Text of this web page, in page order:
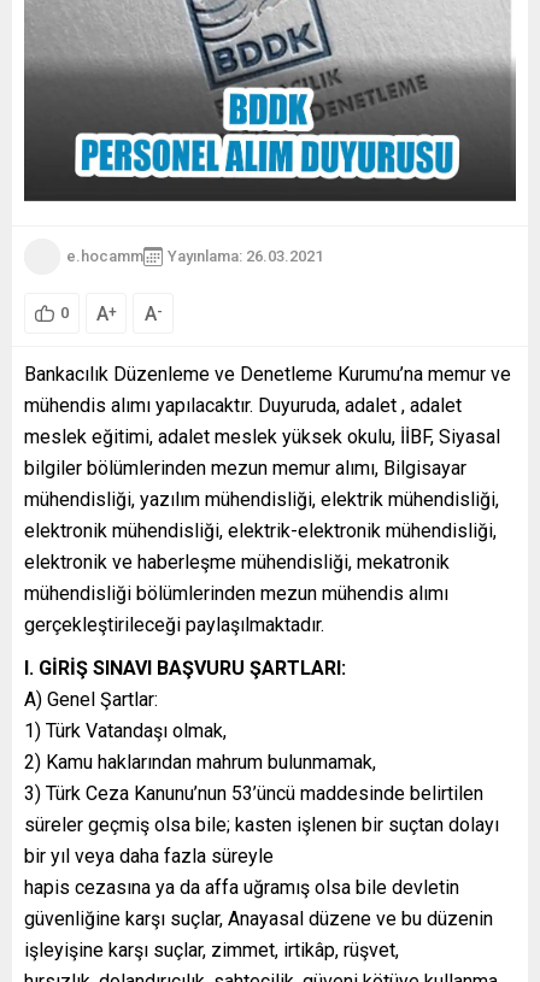
e.hocamm Yayınlama: 26.03.2021
0 A+ A-
Bankacılık Düzenleme ve Denetleme Kurumu’na memur ve
mühendis alımı yapılacaktır. Duyuruda, adalet , adalet
meslek eğitimi, adalet meslek yüksek okulu, İİBF, Siyasal
bilgiler bölümlerinden mezun memur alımı, Bilgisayar
mühendisliği, yazılım mühendisliği, elektrik mühendisliği,
elektronik mühendisliği, elektrik-elektronik mühendisliği,
elektronik ve haberleşme mühendisliği, mekatronik
mühendisliği bölümlerinden mezun mühendis alımı
gerçekleştirileceği paylaşılmaktadır.
I. GİRİŞ SINAVI BAŞVURU ŞARTLARI:
A) Genel Şartlar:
1) Türk Vatandaşı olmak,
2) Kamu haklarından mahrum bulunmamak,
3) Türk Ceza Kanunu’nun 53’üncü maddesinde belirtilen
süreler geçmiş olsa bile; kasten işlenen bir suçtan dolayı
bir yıl veya daha fazla süreyle
hapis cezasına ya da affa uğramış olsa bile devletin
güvenliğine karşı suçlar, Anayasal düzene ve bu düzenin
işleyişine karşı suçlar, zimmet, irtikâp, rüşvet,